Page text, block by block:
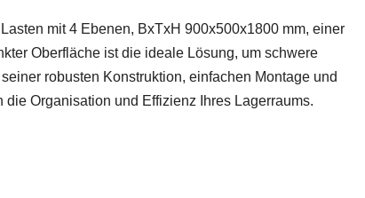
mit 4 Ebenen, BxTxH 900x500x1800 mm, einer
Oberfläche ist die ideale Lösung, um schwere
robusten Konstruktion, einfachen Montage und
Organisation und Effizienz Ihres Lagerraums.